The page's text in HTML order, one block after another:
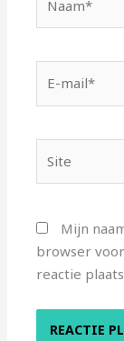
mail*
Mijn
browser
reactie